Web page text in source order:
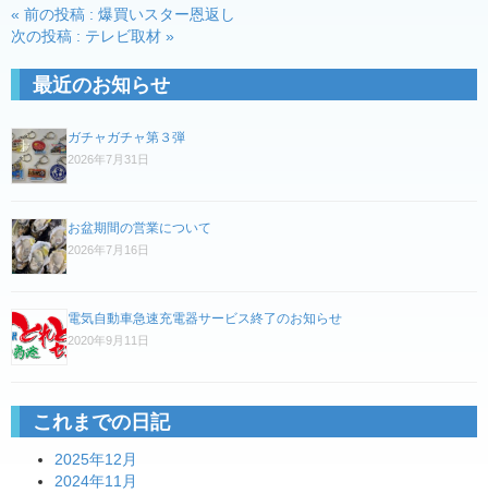
投
稿
ナ
ビ
ゲ
ー
シ
ョ
ン
« 前の投稿 : 爆買いスター恩返し
次の投稿 : テレビ取材 »
最近のお知らせ
ガチャガチャ第３弾
2026年7月31日
お盆期間の営業について
2026年7月16日
電気自動車急速充電器サービス終了のお知らせ
2020年9月11日
これまでの日記
2025年12月
2024年11月